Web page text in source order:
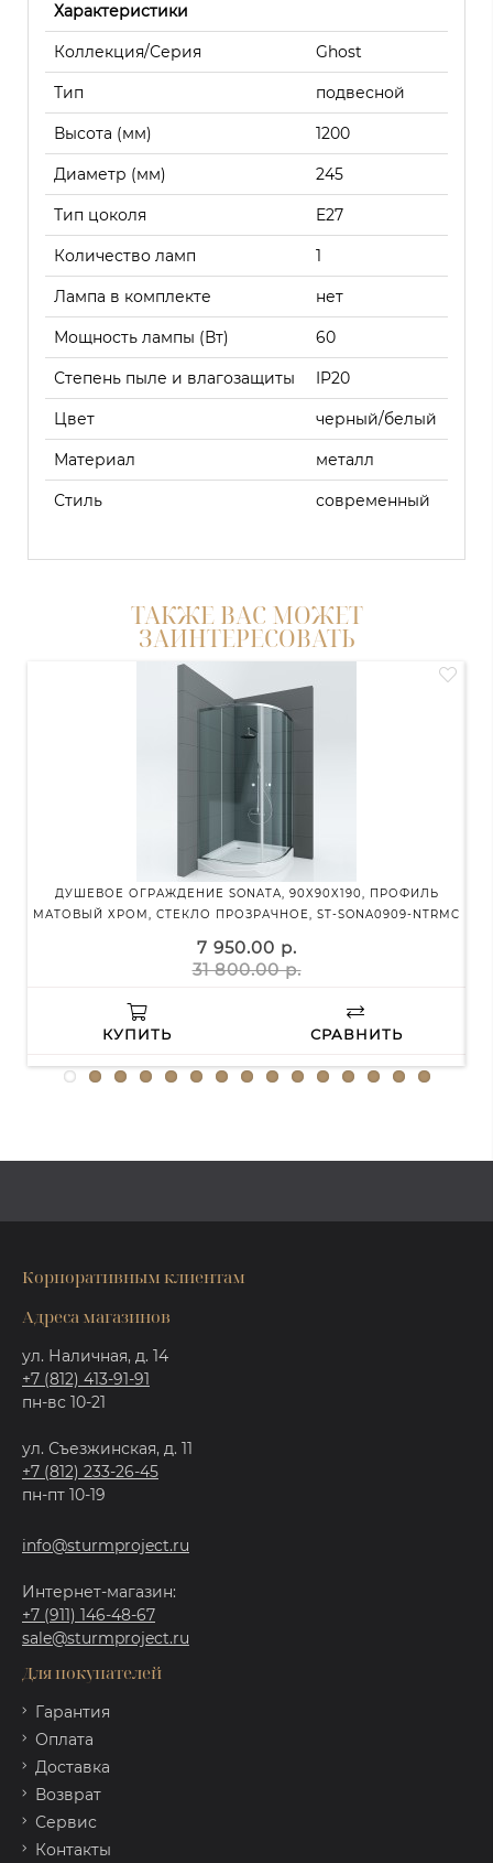
Характеристики
Коллекция/Серия Ghost
Тип подвесной
Высота (мм) 1200
Диаметр (мм) 245
Тип цоколя E27
Количество ламп 1
Лампа в комплекте нет
Мощность лампы (Вт) 60
Степень пыле и влагозащиты IP20
Цвет черный/белый
Материал металл
Стиль современный
ТАКЖЕ ВАС МОЖЕТ
ЗАИНТЕРЕСОВАТЬ
ДУШЕВОЕ ОГРАЖДЕНИЕ SONATA, 90X90X190, ПРОФИЛЬ
МАТОВЫЙ ХРОМ, СТЕКЛО ПРОЗРАЧНОЕ, ST-SONA0909-NTRMC
7 950.00 р.
31 800.00 р.
КУПИТЬ СРАВНИТЬ
Корпоративным клиентам
Адреса магазинов
ул. Наличная, д. 14
+7 (812) 413-91-91
пн-вс 10-21
ул. Съезжинская, д. 11
+7 (812) 233-26-45
пн-пт 10-19
info@sturmproject.ru
Интернет-магазин:
+7 (911) 146-48-67
sale@sturmproject.ru
Для покупателей
Гарантия
Оплата
Доставка
Возврат
Сервис
Контакты